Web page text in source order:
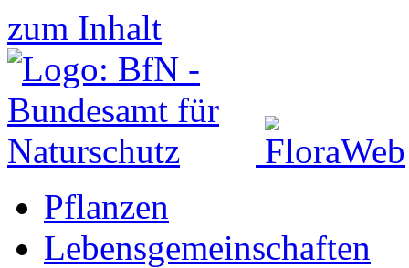
zum Inhalt
Pflanzen
Lebensgemeinschaften